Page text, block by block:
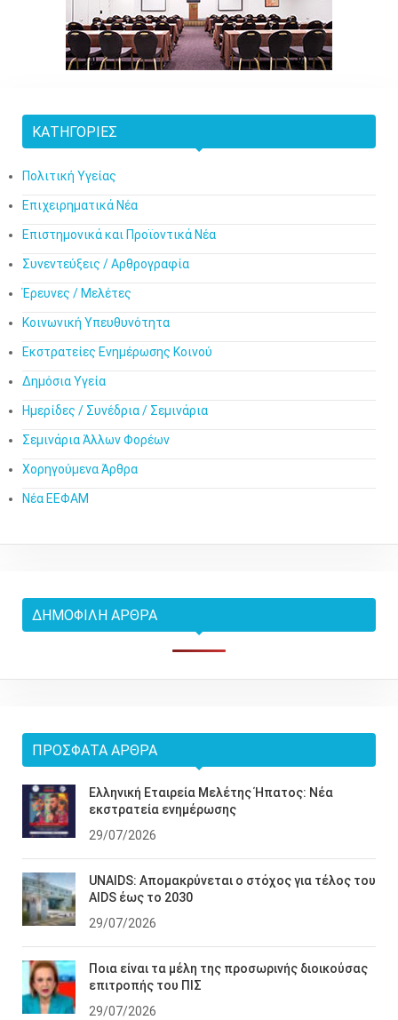
ΚΑΤΗΓΟΡΊΕΣ
Πολιτική Υγείας
Επιχειρηματικά Νέα
Επιστημονικά και Προϊοντικά Νέα
Συνεντεύξεις / Αρθρογραφία
Έρευνες / Μελέτες
Κοινωνική Υπευθυνότητα
Εκστρατείες Ενημέρωσης Κοινού
Δημόσια Υγεία
Ημερίδες / Συνέδρια / Σεμινάρια
Σεμινάρια Άλλων Φορέων
Χορηγούμενα Άρθρα
Νέα ΕΕΦΑΜ
ΔΗΜΟΦΙΛΉ ΆΡΘΡΑ
ΠΡΌΣΦΑΤΑ ΆΡΘΡΑ
Ελληνική Εταιρεία Μελέτης Ήπατος: Νέα
εκστρατεία ενημέρωσης
29/07/2026
UNAIDS: Απομακρύνεται ο στόχος για τέλος του
AIDS έως το 2030
29/07/2026
Ποια είναι τα μέλη της προσωρινής διοικούσας
επιτροπής του ΠΙΣ
29/07/2026